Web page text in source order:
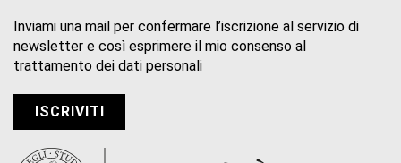
Inviami una mail per confermare l’iscrizione al servizio di
newsletter e così esprimere il mio consenso al
trattamento dei dati personali